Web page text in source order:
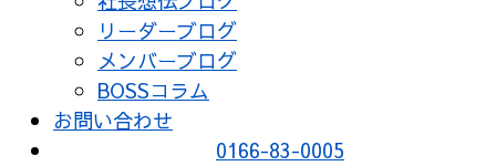
リーダーブログ
メンバーブログ
BOSSコラム
お問い合わせ
0166-83-0005